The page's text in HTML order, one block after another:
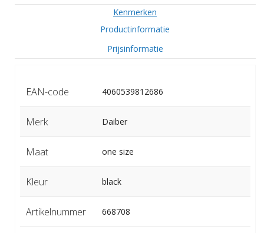
Kenmerken
Productinformatie
Prijsinformatie
EAN-code 4060539812686
Merk Daiber
Maat one size
Kleur black
Artikelnummer 668708